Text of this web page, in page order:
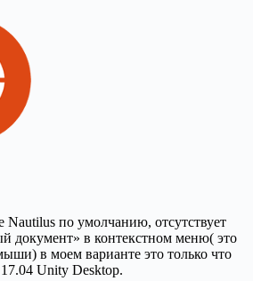
по умолчанию, отсутствует
документ» в контекстном меню( это
в моем варианте это только что
Unity Desktop.